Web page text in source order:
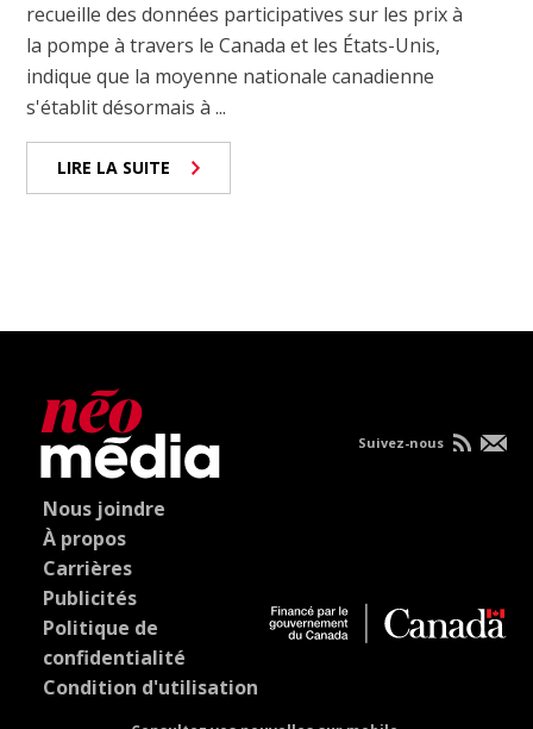
recueille des données participatives sur les prix à
la pompe à travers le Canada et les États-Unis,
indique que la moyenne nationale canadienne
s'établit désormais à ...
LIRE LA SUITE
Nous joindre
À propos
Carrières
Publicités
Politique de
confidentialité
Condition d'utilisation
Suivez-nous